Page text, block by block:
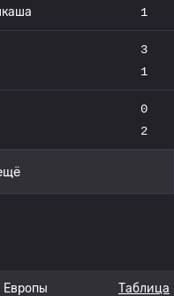
1
3
1
0
2
Европы Таблица